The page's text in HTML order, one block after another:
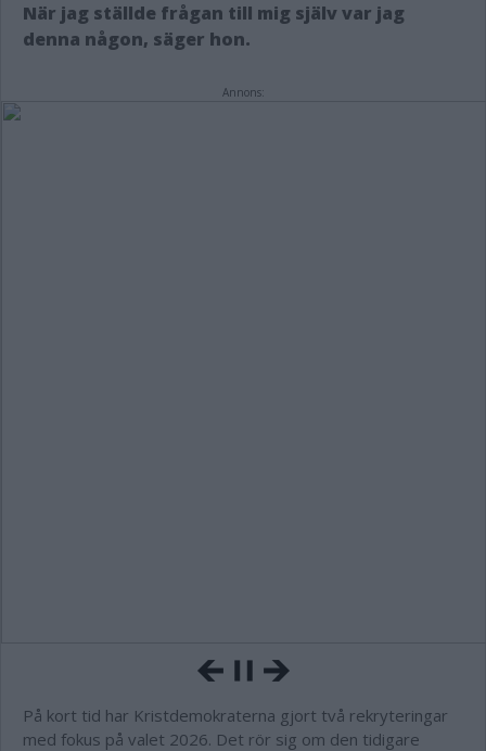
När jag ställde frågan till mig själv var jag
denna någon, säger hon.
Annons:
På kort tid har Kristdemokraterna gjort två rekryteringar
med fokus på valet 2026. Det rör sig om den tidigare